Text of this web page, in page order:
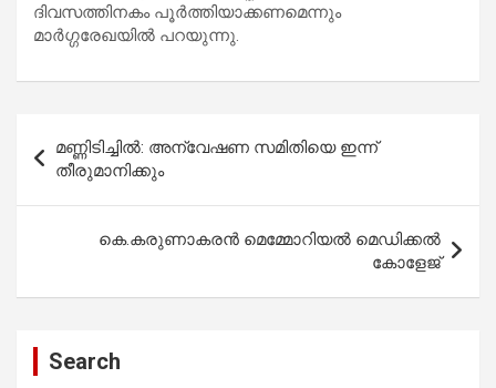
ദിവസത്തിനകം പൂര്‍ത്തിയാക്കണമെന്നും
മാര്‍ഗ്ഗരേഖയില്‍ പറയുന്നു.
navigation
മണ്ണിടിച്ചിൽ: അന്വേഷണ സമിതിയെ ഇന്ന്
തീരുമാനിക്കും
കെ.കരുണാകരൻ മെമ്മോറിയൽ മെഡിക്കൽ
കോളേജ്
Search